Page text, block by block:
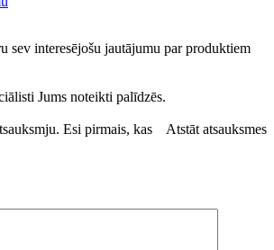
sev interesējošu jautājumu par produktiem
Jums noteikti palīdzēs.
Atstāt atsauksmes
Esi pirmais, kas